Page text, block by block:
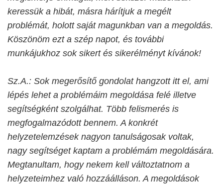
keressük a hibát, másra hárítjuk a megélt
problémát, holott saját magunkban van a megoldás.
Köszönöm ezt a szép napot, és további
munkájukhoz sok sikert és sikerélményt kívánok!
Sz.A.: Sok megerősítő gondolat hangzott itt el, ami
lépés lehet a problémáim megoldása felé illetve
segítségként szolgálhat. Több felismerés is
megfogalmazódott bennem. A konkrét
helyzetelemzések nagyon tanulságosak voltak,
nagy segítséget kaptam a problémám megoldására.
Megtanultam, hogy nekem kell változtatnom a
helyzeteimhez való hozzáálláson. A megoldások